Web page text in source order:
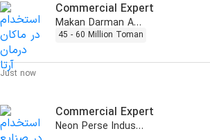
Commercial Expert
Makan Darman Arta
45 - 60 Million Toman
Just now
Commercial Expert
Neon Perse Industries